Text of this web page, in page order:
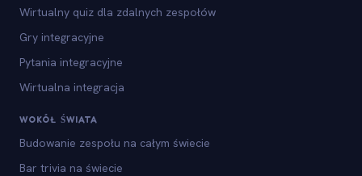
Wirtualny quiz dla zdalnych zespołów
Gry integracyjne
Pytania integracyjne
Wirtualna integracja
WOKÓŁ ŚWIATA
Budowanie zespołu na całym świecie
Bar trivia na świecie